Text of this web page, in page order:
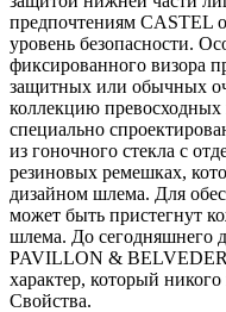
предпочтениям CASTEL
уровень безопасности.
фиксированного визора
защитных или обычных
коллекцию превосходных
специально
из гоночного стекла с
резиновых ремешках,
дизайном шлема. Для
может быть пристегнут
шлема. До сегодняшнего
PAVILLON &
характер, который
Свойства.